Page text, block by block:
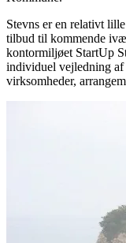
Stevns er en relativt
tilbud til kommende
kontormiljøet StartUp
individuel vejledning af
virksomheder,